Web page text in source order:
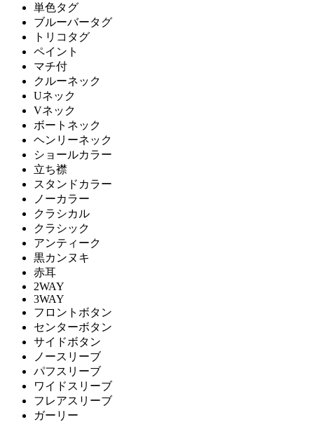
単色タグ
ブルーバータグ
トリコタグ
ペイント
マチ付
クルーネック
Uネック
Vネック
ボートネック
ヘンリーネック
ショールカラー
立ち襟
スタンドカラー
ノーカラー
クラシカル
クラシック
アンティーク
黒カンヌキ
赤耳
2WAY
3WAY
フロントボタン
センターボタン
サイドボタン
ノースリーブ
パフスリーブ
ワイドスリーブ
フレアスリーブ
ガーリー